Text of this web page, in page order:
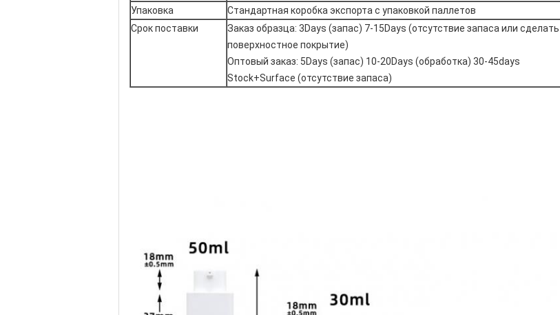
Упаковка
Стандартная коробка экспорта с упаковкой паллетов
Срок поставки
Заказ образца: 3Days (запас) 7-15Days (отсутствие запаса или сделать
поверхностное покрытие)
Оптовый заказ: 5Days (запас) 10-20Days (обработка) 30-45days
Stock+Surface (отсутствие запаса)